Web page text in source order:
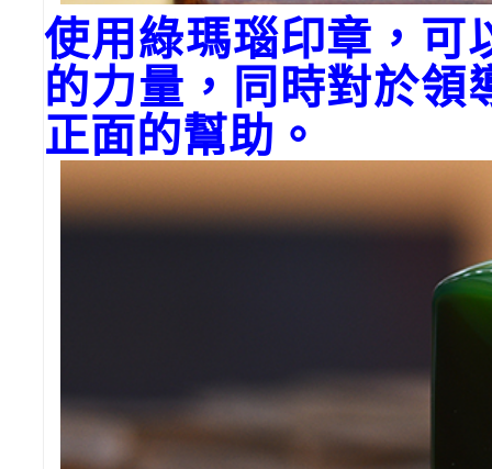
使用綠瑪瑙印章，可
的力量，同時對於領
正面的幫助。